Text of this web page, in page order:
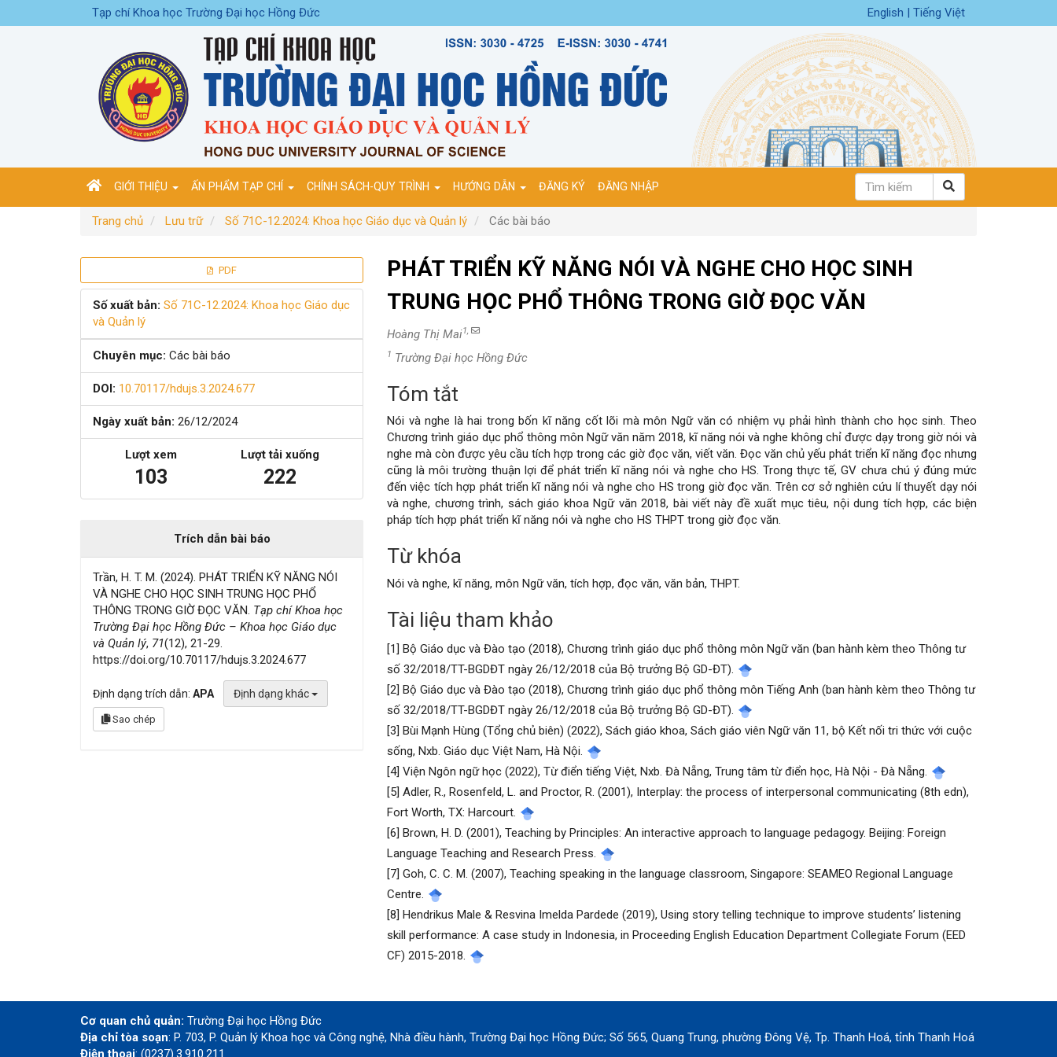
hướng
Tạp chí Khoa học Trường Đại học Hồng Đức English | Tiếng Việt
GIỚI THIỆU ẤN PHẨM TẠP CHÍ CHÍNH SÁCH-QUY TRÌNH HƯỚNG DẪN ĐĂNG KÝ ĐĂNG NHẬP
Trang chủ Lưu trữ Số 71C-12.2024: Khoa học Giáo dục và Quản lý Các bài báo
Thanh
bên
bài
viết
PDF
Số xuất bản: Số 71C-12.2024: Khoa học Giáo dục
và Quản lý
Chuyên mục: Các bài báo
DOI: 10.70117/hdujs.3.2024.677
Ngày xuất bản: 26/12/2024
Lượt xem
103
Lượt tải xuống
222
Trích dẫn bài báo
Trần, H. T. M. (2024). PHÁT TRIỂN KỸ NĂNG NÓI
VÀ NGHE CHO HỌC SINH TRUNG HỌC PHỔ
THÔNG TRONG GIỜ ĐỌC VĂN. Tạp chí Khoa học
Trường Đại học Hồng Đức – Khoa học Giáo dục
và Quản lý, 71(12), 21-29.
https://doi.org/10.70117/hdujs.3.2024.677
Định dạng trích dẫn: APA Định dạng khác
Sao chép
PHÁT TRIỂN KỸ NĂNG NÓI VÀ NGHE CHO HỌC SINH
TRUNG HỌC PHỔ THÔNG TRONG GIỜ ĐỌC VĂN
Hoàng Thị Mai1,
1 Trường Đại học Hồng Đức
Nội
dung
chính
của
bài
viết
Tóm tắt
Nói và nghe là hai trong bốn kĩ năng cốt lõi mà môn Ngữ văn có nhiệm vụ phải hình thành cho học sinh. Theo
Chương trình giáo dục phổ thông môn Ngữ văn năm 2018, kĩ năng nói và nghe không chỉ được dạy trong giờ nói và
nghe mà còn được yêu cầu tích hợp trong các giờ đọc văn, viết văn. Đọc văn chủ yếu phát triển kĩ năng đọc nhưng
cũng là môi trường thuận lợi để phát triển kĩ năng nói và nghe cho HS. Trong thực tế, GV chưa chú ý đúng mức
đến việc tích hợp phát triển kĩ năng nói và nghe cho HS trong giờ đọc văn. Trên cơ sở nghiên cứu lí thuyết dạy nói
và nghe, chương trình, sách giáo khoa Ngữ văn 2018, bài viết này đề xuất mục tiêu, nội dung tích hợp, các biện
pháp tích hợp phát triển kĩ năng nói và nghe cho HS THPT trong giờ đọc văn.
Từ khóa
Nói và nghe, kĩ năng, môn Ngữ văn, tích hợp, đọc văn, văn bản, THPT.
Chi
tiết
bài
viết
Tài liệu tham khảo
[1] Bộ Giáo dục và Đào tạo (2018), Chương trình giáo dục phổ thông môn Ngữ văn (ban hành kèm theo Thông tư
số 32/2018/TT-BGDĐT ngày 26/12/2018 của Bộ trưởng Bộ GD-ĐT).
[2] Bộ Giáo dục và Đào tạo (2018), Chương trình giáo dục phổ thông môn Tiếng Anh (ban hành kèm theo Thông tư
số 32/2018/TT-BGDĐT ngày 26/12/2018 của Bộ trưởng Bộ GD-ĐT).
[3] Bùi Mạnh Hùng (Tổng chủ biên) (2022), Sách giáo khoa, Sách giáo viên Ngữ văn 11, bộ Kết nối tri thức với cuộc
sống, Nxb. Giáo dục Việt Nam, Hà Nội.
[4] Viện Ngôn ngữ học (2022), Từ điển tiếng Việt, Nxb. Đà Nẵng, Trung tâm từ điển học, Hà Nội - Đà Nẵng.
[5] Adler, R., Rosenfeld, L. and Proctor, R. (2001), Interplay: the process of interpersonal communicating (8th edn),
Fort Worth, TX: Harcourt.
[6] Brown, H. D. (2001), Teaching by Principles: An interactive approach to language pedagogy. Beijing: Foreign
Language Teaching and Research Press.
[7] Goh, C. C. M. (2007), Teaching speaking in the language classroom, Singapore: SEAMEO Regional Language
Centre.
[8] Hendrikus Male & Resvina Imelda Pardede (2019), Using story telling technique to improve students’ listening
skill performance: A case study in Indonesia, in Proceeding English Education Department Collegiate Forum (EED
CF) 2015-2018.
Cơ quan chủ quản: Trường Đại học Hồng Đức
Địa chỉ tòa soạn: P. 703, P. Quản lý Khoa học và Công nghệ, Nhà điều hành, Trường Đại học Hồng Đức; Số 565, Quang Trung, phường Đông Vệ, Tp. Thanh Hoá, tỉnh Thanh Hoá
Điện thoại: (0237).3.910.211